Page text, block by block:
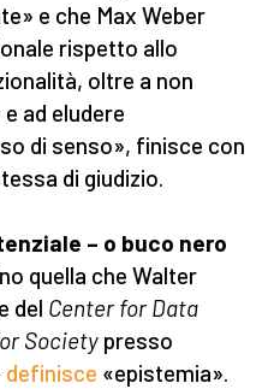
e che Max Weber
rispetto allo
oltre a non
ad eludere
di senso», finisce con
di giudizio.
– o buco nero
quella che Walter
del Center for Data
Society presso
definisce «epistemia».